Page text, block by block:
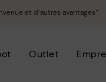
et d’autres avantages*.
Outlet